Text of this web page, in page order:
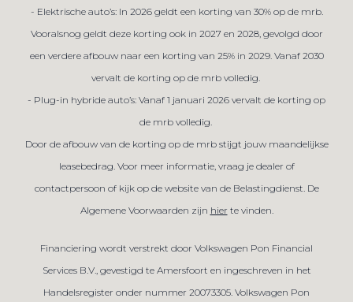
- Elektrische auto’s: In 2026 geldt een korting van 30% op de mrb.
Vooralsnog geldt deze korting ook in 2027 en 2028, gevolgd door
een verdere afbouw naar een korting van 25% in 2029. Vanaf 2030
vervalt de korting op de mrb volledig.
- Plug-in hybride auto’s: Vanaf 1 januari 2026 vervalt de korting op
de mrb volledig.
Door de afbouw van de korting op de mrb stijgt jouw maandelijkse
leasebedrag. Voor meer informatie, vraag je dealer of
contactpersoon of kijk op de website van de Belastingdienst. De
Algemene Voorwaarden zijn hier te vinden.
Financiering wordt verstrekt door Volkswagen Pon Financial
Services B.V., gevestigd te Amersfoort en ingeschreven in het
Handelsregister onder nummer 20073305. Volkswagen Pon